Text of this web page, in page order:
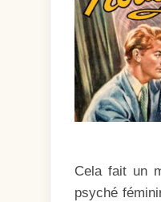
Cela fait un
psyché